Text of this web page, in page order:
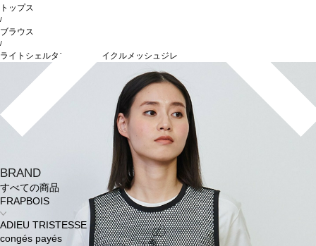
BRAND
すべての商品
FRAPBOIS
ADIEU TRISTESSE
congés payés
トップス
/
ブラウス
/
ライトシェルタフタ＆リサイクルメッシュジレ